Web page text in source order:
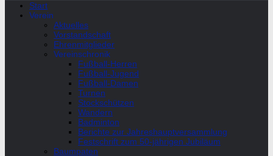
Start
Verein
Aktuelles
Vorstandschaft
Ehrenmitglieder
Vereinschronik
Fußball-Herren
Fußball-Jugend
Fußball-Damen
Turnen
Stockschützen
Wandern
Badminton
Berichte zur Jahreshauptversammlung
Festschrift zum 50-jährigen Jubiläum
Baumpaten